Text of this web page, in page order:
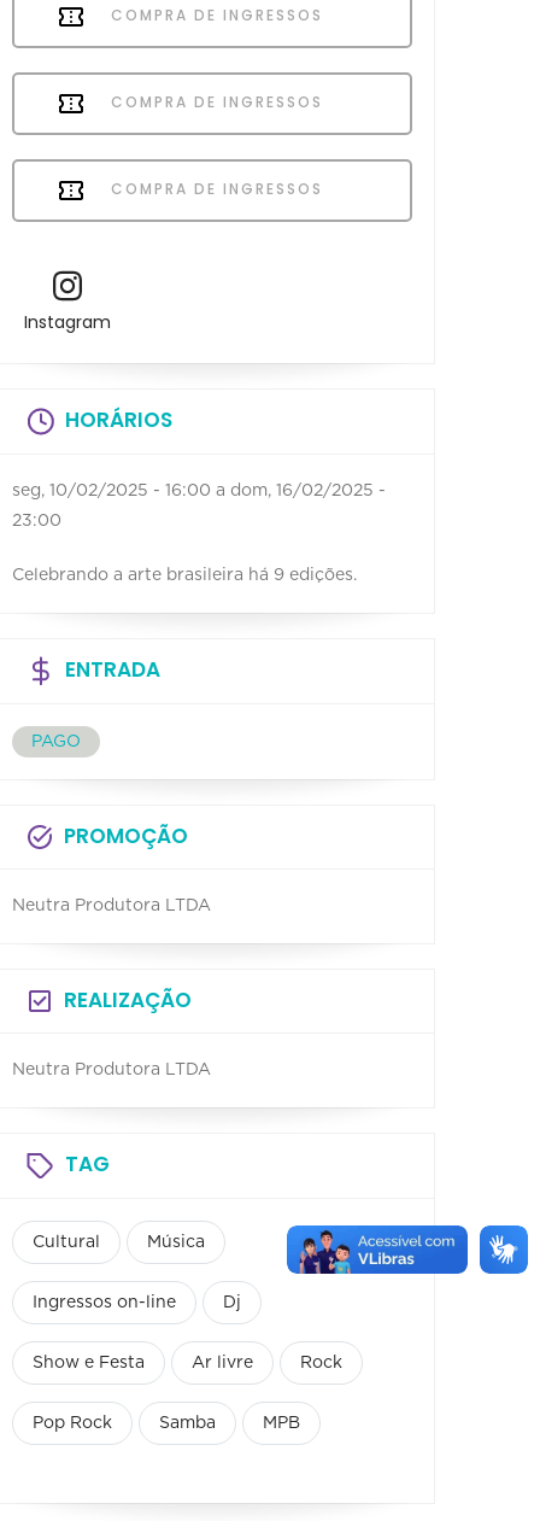
COMPRA DE INGRESSOS
COMPRA DE INGRESSOS
COMPRA DE INGRESSOS
Instagram
HORÁRIOS
seg, 10/02/2025 - 16:00 a dom, 16/02/2025 -
23:00
Celebrando a arte brasileira há 9 edições.
ENTRADA
PAGO
PROMOÇÃO
Neutra Produtora LTDA
REALIZAÇÃO
Neutra Produtora LTDA
TAG
Cultural Música
Ingressos on-line Dj
Show e Festa Ar livre Rock
Pop Rock Samba MPB